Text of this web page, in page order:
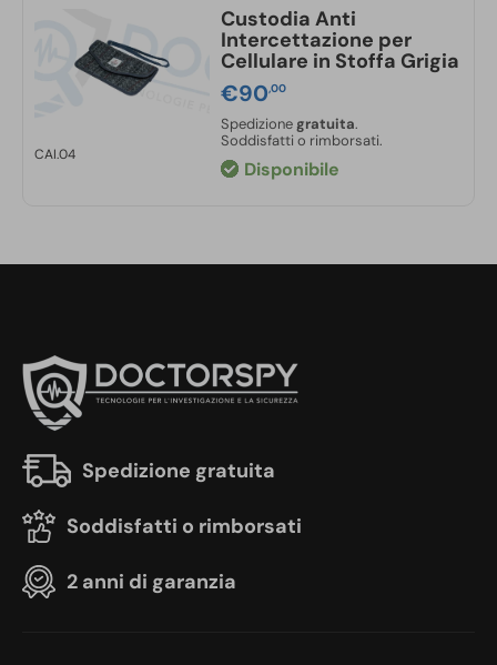
CAI.04
Custodia Anti
Intercettazione per
Cellulare in Stoffa Grigia
€90,00
Spedizione gratuita.
Soddisfatti o rimborsati.
Disponibile
Spedizione gratuita
Soddisfatti o rimborsati
2 anni di garanzia